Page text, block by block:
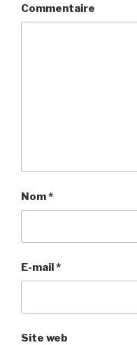
Commentaire
Nom*
E-mail*
Site web